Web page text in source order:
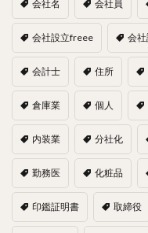
会社名 会社員
会社設立freee 会
会計士 住所
倉庫業 個人
内装業 分社化
勤務医 化粧品
印鑑証明書 取締役